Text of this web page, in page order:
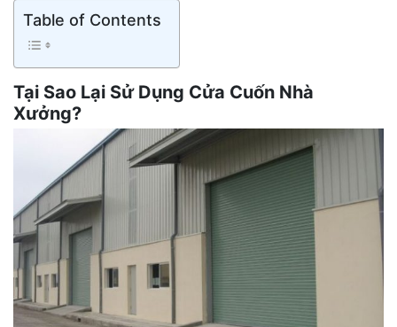
Table of Contents
Tại Sao Lại Sử Dụng Cửa Cuốn Nhà
Xưởng?